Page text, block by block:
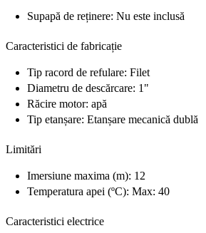
Supapă de reținere: Nu este inclusă
Caracteristici de fabricație
Tip racord de refulare: Filet
Diametru de descărcare: 1"
Răcire motor: apă
Tip etanșare: Etanșare mecanică dublă
Limitări
Imersiune maxima (m): 12
Temperatura apei (ºC): Max: 40
Caracteristici electrice